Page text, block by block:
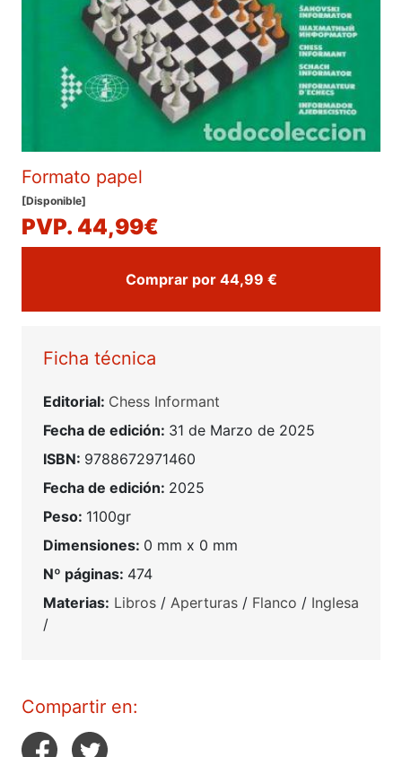
Formato papel
[Disponible]
PVP. 44,99€
Comprar por 44,99 €
Ficha técnica
Editorial: Chess Informant
Fecha de edición: 31 de Marzo de 2025
ISBN: 9788672971460
Fecha de edición: 2025
Peso: 1100gr
Dimensiones: 0 mm x 0 mm
Nº páginas: 474
Materias: Libros / Aperturas / Flanco / Inglesa
/
Compartir en: